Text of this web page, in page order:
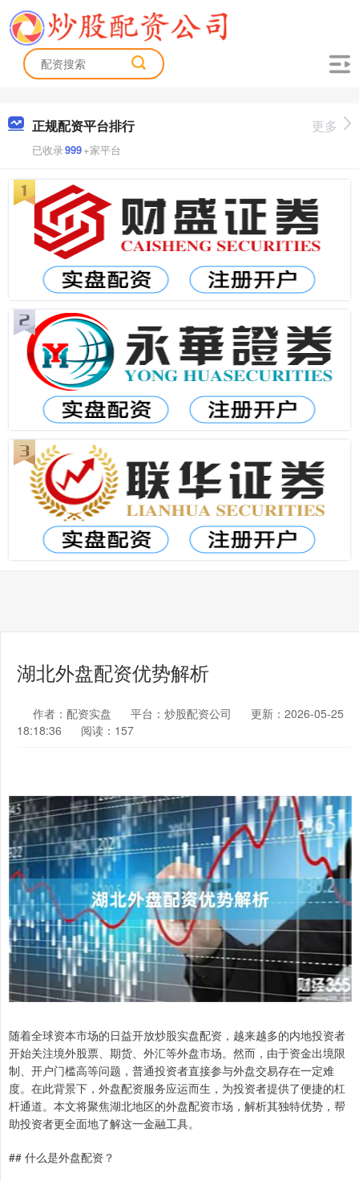
正规配资平台排行
已收录999+家平台
更多
湖北外盘配资优势解析
作者：配资实盘 平台：炒股配资公司
更新：2026-05-25
18:18:36
阅读：157
随着全球资本市场的日益开放炒股实盘配资，越来越多的内地投资者
开始关注境外股票、期货、外汇等外盘市场。然而，由于资金出境限
制、开户门槛高等问题，普通投资者直接参与外盘交易存在一定难
度。在此背景下，外盘配资服务应运而生，为投资者提供了便捷的杠
杆通道。本文将聚焦湖北地区的外盘配资市场，解析其独特优势，帮
助投资者更全面地了解这一金融工具。
## 什么是外盘配资？